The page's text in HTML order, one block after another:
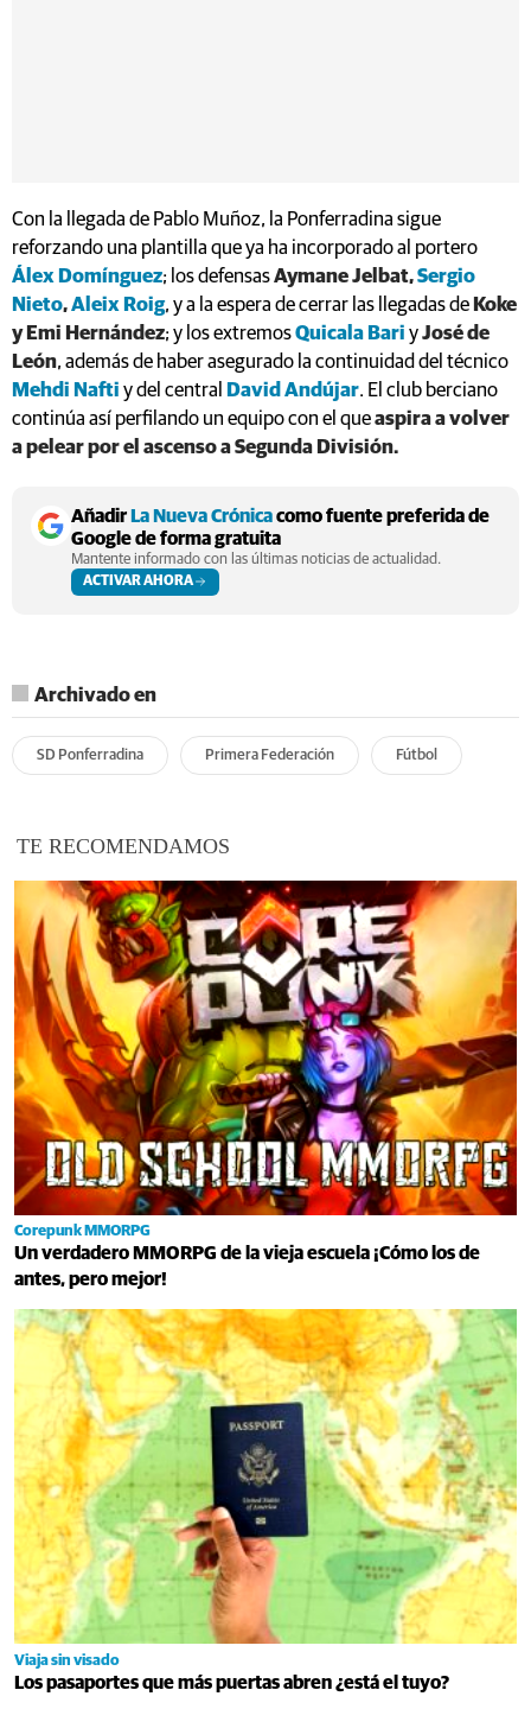
Con la llegada de Pablo Muñoz, la Ponferradina sigue
reforzando una plantilla que ya ha incorporado al portero
Álex Domínguez; los defensasAymane Jelbat,Sergio
Nieto,Aleix Roig, y a la espera de cerrar las llegadas de Koke
y Emi Hernández; y los extremosQuicala Bari yJosé de
León, además de haber asegurado la continuidad del técnico
Mehdi Nafti y del central David Andújar. El club berciano
continúa así perfilando un equipo con el queaspira a volver
a pelear por el ascenso a Segunda División.
AñadirLa Nueva Crónicacomo fuente preferida de
Google de forma gratuita
Mantente informado con las últimas noticias de actualidad.
ACTIVAR AHORA
Archivado en
SD Ponferradina Primera Federación Fútbol
TE RECOMENDAMOS
Corepunk MMORPG
Un verdadero MMORPG de la vieja escuela ¡Cómo los de
antes, pero mejor!
Viaja sin visado
Los pasaportes que más puertas abren ¿está el tuyo?